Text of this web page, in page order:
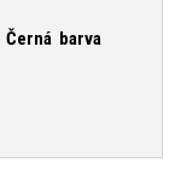
Černá barva